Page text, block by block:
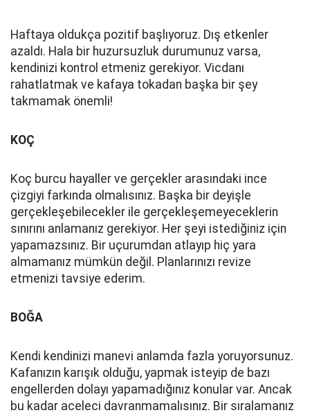
Haftaya oldukça pozitif başlıyoruz. Dış etkenler
azaldı. Hala bir huzursuzluk durumunuz varsa,
kendinizi kontrol etmeniz gerekiyor. Vicdanı
rahatlatmak ve kafaya tokadan başka bir şey
takmamak önemli!
KOÇ
Koç burcu hayaller ve gerçekler arasındaki ince
çizgiyi farkında olmalısınız. Başka bir deyişle
gerçekleşebilecekler ile gerçekleşemeyeceklerin
sınırını anlamanız gerekiyor. Her şeyi istediğiniz için
yapamazsınız. Bir uçurumdan atlayıp hiç yara
almamanız mümkün değil. Planlarınızı revize
etmenizi tavsiye ederim.
BOĞA
Kendi kendinizi manevi anlamda fazla yoruyorsunuz.
Kafanızın karışık olduğu, yapmak isteyip de bazı
engellerden dolayı yapamadığınız konular var. Ancak
bu kadar aceleci davranmamalısınız. Bir sıralamanız